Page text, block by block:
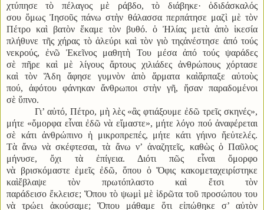
χτύπησε τὸ πέλαγος μὲ ράβδο, τὸ διάβηκε· ὁδιδάσκαλός
σου ὅμως Ἰησοῦς πάνω στὴν θάλασσα περπάτησε μαζὶ μὲ τὸν
Πέτρο καὶ βατὸν ἔκαμε τὸν βυθό. ὁ Ἠλίας μετὰ ἀπὸ ἱκεσία
πλήθυνε τῆς χήρας τὸ ἀλεύρι καὶ τὸν γιὸ τηςἀνέστησε ἀπό τούς
νεκρούς, ἐνῶ Ἐκεῖνος μαθητὴ Του μέσα ἀπό τούς ψαράδες
σὲ πῆρε καὶ μὲ λίγους ἄρτους χιλιάδες ἀνθρώπους χόρτασε
καὶ τὸν Ἅδη ἄφησε γυμνὸν ἀπὸ ἅρματα καὶἅρπαξε αὐτοὺς
πού, ἀφότου φάνηκαν ἄνθρωποι στὴν γῆ, ἤσαν παραδομένοι
σὲ ὕπνο.
Γι’ αὐτό, Πέτρο, μὴ λὲς «ἂς φτιάξουμε ἐδῶ τρεῖς σκηνές»,
μήτε «ὄμορφα εἶναι ἐδῶ νὰ εἴμαστε», μήτε λόγο πού ἀναφέρεται
σὲ κάτι ἀνθρώπινο ἡ μικροπρεπές, μήτε κάτι γήινο ἤεὐτελές.
Τὰ ἄνω νὰ σκέφτεσαι, τὰ ἄνω ν’ ἀναζητεῖς, καθὼς ὁ Παῦλος
μήνυσε, ὄχι τὰ ἐπίγεια. Διότι πῶς εἶναι ὄμορφο
νὰ βρισκόμαστε ἐμεῖς ἐδῶ, ὅπου ὁ Ὄφις κακομεταχειρίστηκε
καὶἔβλαψε τὸν πρωτόπλαστο καὶ ἔτσι τὸν
παράδεισο ἔκλεισε; Ὅπου τὸ ψωμὶ μὲ ἱδρῶτα τοῦ προσώπου του
νὰ τρώει ἀκούσαμε; Ὅπου μάθαμε ὅτι εἰπώθηκε σ’ αὐτὸν